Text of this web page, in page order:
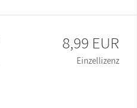
8,99 EUR
Einzellizenz